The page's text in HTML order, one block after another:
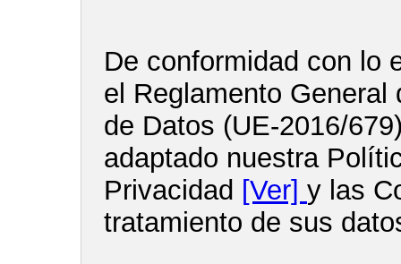
De conformidad con lo
el Reglamento General
de Datos (UE-2016/
adaptado nuestra
Privacidad [Ver] y las
tratamiento de sus